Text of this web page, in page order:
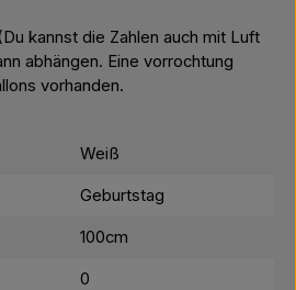
kannst die Zahlen auch mit Luft
abhängen. Eine vorrochtung
vorhanden.
Weiß
Geburtstag
100cm
0